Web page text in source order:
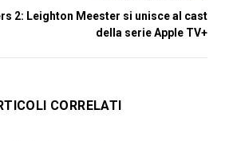
2: Leighton Meester si unisce al cast
della serie Apple TV+
CORRELATI